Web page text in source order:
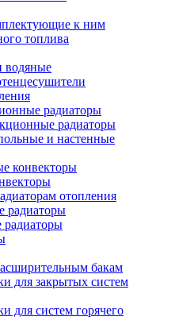
к ним
топлива
водяные
радиаторы
радиаторы
и настенные
конвекторы
отопления
радиаторы
радиаторы
бакам
для закрытых систем
для систем горячего